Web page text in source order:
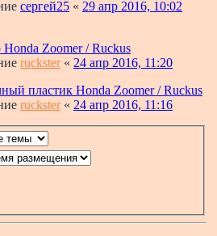
сергей25 « 29 апр 2016, 10:02
Zoomer / Ruckus
ruckster« 24 апр 2016, 11:20
пластик Honda Zoomer / Ruckus
ruckster« 24 апр 2016, 11:16